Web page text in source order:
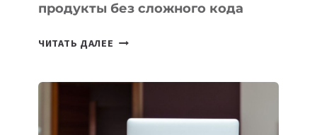
продукты без сложного кода
ЧИТАТЬ ДАЛЕЕ
ПОМОГАЮТ